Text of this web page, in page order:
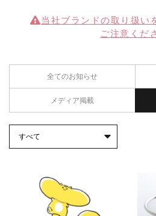
ブランド紹介
会社案内
当社ブランドの取り扱い
ご注意くだ
全てのお知らせ
メディア掲載